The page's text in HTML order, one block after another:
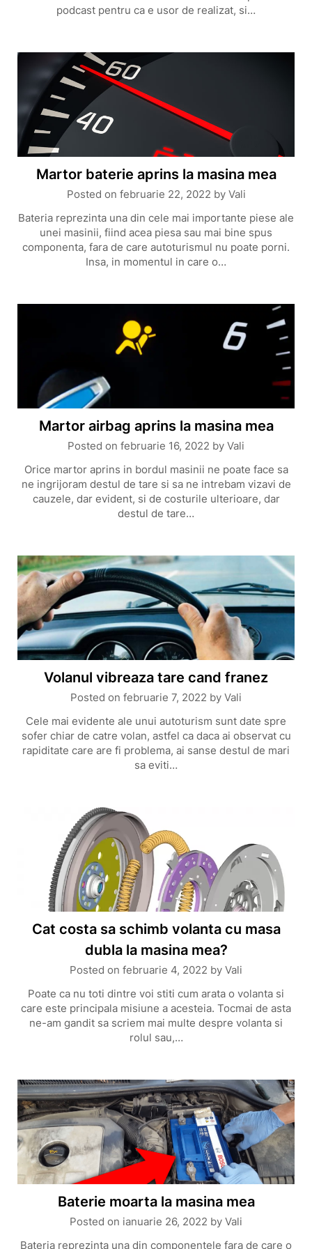
podcast pentru ca e usor de realizat, si…
Martor baterie aprins la masina mea
Posted on februarie 22, 2022 by Vali
Bateria reprezinta una din cele mai importante piese ale
unei masinii, fiind acea piesa sau mai bine spus
componenta, fara de care autoturismul nu poate porni.
Insa, in momentul in care o…
Martor airbag aprins la masina mea
Posted on februarie 16, 2022 by Vali
Orice martor aprins in bordul masinii ne poate face sa
ne ingrijoram destul de tare si sa ne intrebam vizavi de
cauzele, dar evident, si de costurile ulterioare, dar
destul de tare…
Volanul vibreaza tare cand franez
Posted on februarie 7, 2022 by Vali
Cele mai evidente ale unui autoturism sunt date spre
sofer chiar de catre volan, astfel ca daca ai observat cu
rapiditate care are fi problema, ai sanse destul de mari
sa eviti…
Cat costa sa schimb volanta cu masa
dubla la masina mea?
Posted on februarie 4, 2022 by Vali
Poate ca nu toti dintre voi stiti cum arata o volanta si
care este principala misiune a acesteia. Tocmai de asta
ne-am gandit sa scriem mai multe despre volanta si
rolul sau,…
Baterie moarta la masina mea
Posted on ianuarie 26, 2022 by Vali
Bateria reprezinta una din componentele fara de care o